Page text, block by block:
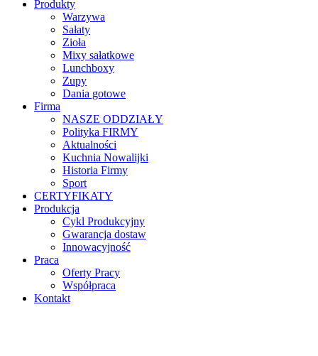
Produkty
Warzywa
Sałaty
Zioła
Mixy sałatkowe
Lunchboxy
Zupy
Dania gotowe
Firma
NASZE ODDZIAŁY
Polityka FIRMY
Aktualności
Kuchnia Nowalijki
Historia Firmy
Sport
CERTYFIKATY
Produkcja
Cykl Produkcyjny
Gwarancja dostaw
Innowacyjność
Praca
Oferty Pracy
Współpraca
Kontakt